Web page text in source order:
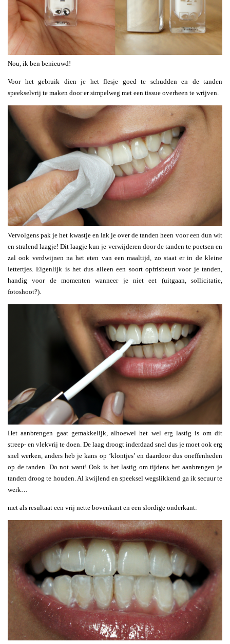
Nou, ik ben benieuwd!
Voor het gebruik dien je het flesje goed te schudden en de tanden
speekselvrij te maken door er simpelweg met een tissue overheen te wrijven.
Vervolgens pak je het kwastje en lak je over de tanden heen voor een dun wit
en stralend laagje! Dit laagje kun je verwijderen door de tanden te poetsen en
zal ook verdwijnen na het eten van een maaltijd, zo staat er in de kleine
lettertjes. Eigenlijk is het dus alleen een soort opfrisbeurt voor je tanden,
handig voor de momenten wanneer je niet eet (uitgaan, sollicitatie,
fotoshoot?).
Het aanbrengen gaat gemakkelijk, alhoewel het wel erg lastig is om dit
streep- en vlekvrij te doen. De laag droogt inderdaad snel dus je moet ook erg
snel werken, anders heb je kans op ‘klontjes’ en daardoor dus oneffenheden
op de tanden. Do not want! Ook is het lastig om tijdens het aanbrengen je
tanden droog te houden. Al kwijlend en speeksel wegslikkend ga ik secuur te
werk…
met als resultaat een vrij nette bovenkant en een slordige onderkant: